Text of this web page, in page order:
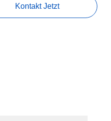
Kontakt Jetzt